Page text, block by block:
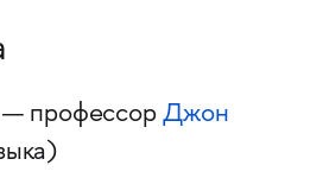
— профессорДжон